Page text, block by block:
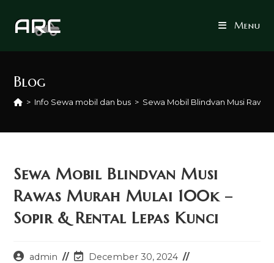
Menu
Blog
> Info Sewa mobil dan bus > Sewa Mobil Blindvan Musi
Sewa Mobil Blindvan Musi
Rawas Murah Mulai 100k –
Sopir & Rental Lepas Kunci
Postadmin
PostDecember 30, 2024